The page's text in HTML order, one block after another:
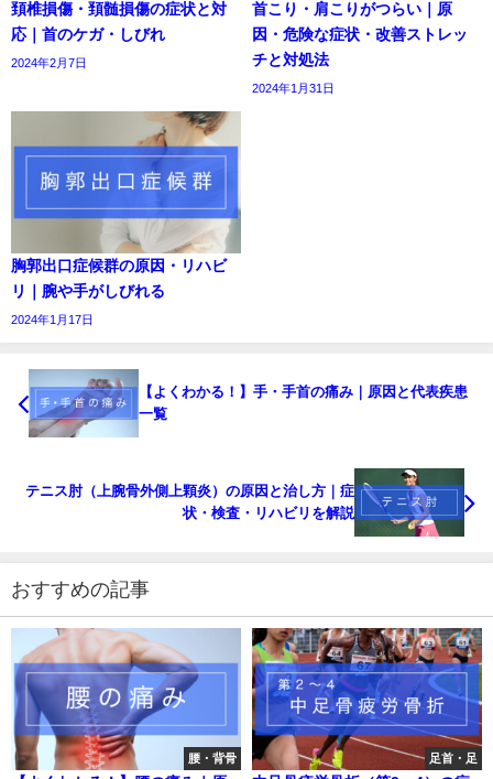
頚椎損傷・頚髄損傷の症状と対
応｜首のケガ・しびれ
2024年2月7日
首こり・肩こりがつらい｜原
因・危険な症状・改善ストレッ
チと対処法
2024年1月31日
胸郭出口症候群の原因・リハビ
リ｜腕や手がしびれる
2024年1月17日
【よくわかる！】手・手首の痛み｜原因と代表疾患
一覧
テニス肘（上腕骨外側上顆炎）の原因と治し方｜症
状・検査・リハビリを解説
おすすめの記事
腰・背骨 足首・足